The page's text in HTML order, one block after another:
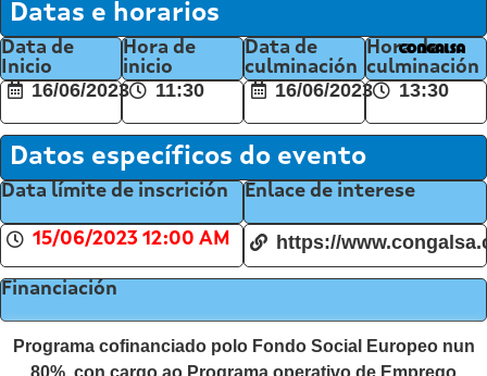
Datas e horarios
Data de
Inicio
16/06/2023
Hora de
inicio
11:30
Data de
culminación
16/06/2023
Hora de
culminación
13:30
Datos específicos do evento
Data límite de inscrición
15/06/2023 12:00 AM
Enlace de interese
https://
Financiación
Programa cofinanciado polo Fondo Social Europeo nun